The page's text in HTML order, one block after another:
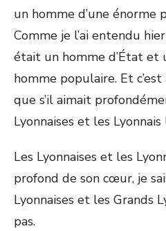
un homme d’une énorme
Comme je l’ai entendu
était un homme d’État et
homme populaire. Et
que s’il aimait
Lyonnaises et les Lyonnais
Les Lyonnaises et les
profond de son cœur, je
Lyonnaises et les Grands
pas.